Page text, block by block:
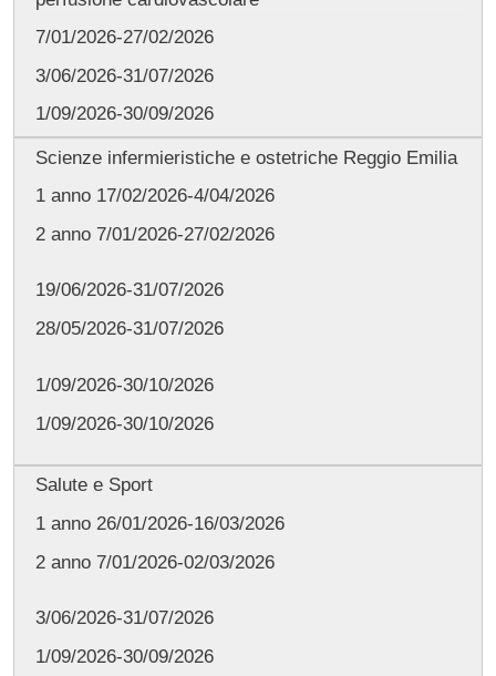
7/01/2026-27/02/2026
3/06/2026-31/07/2026
1/09/2026-30/09/2026
Scienze infermieristiche e ostetriche Reggio Emilia
1 anno 17/02/2026-4/04/2026
2 anno 7/01/2026-27/02/2026
19/06/2026-31/07/2026
28/05/2026-31/07/2026
1/09/2026-30/10/2026
1/09/2026-30/10/2026
Salute e Sport
1 anno 26/01/2026-16/03/2026
2 anno 7/01/2026-02/03/2026
3/06/2026-31/07/2026
1/09/2026-30/09/2026